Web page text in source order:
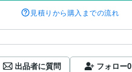
見積りから購入までの流れ
出品者に質問 フォロー0